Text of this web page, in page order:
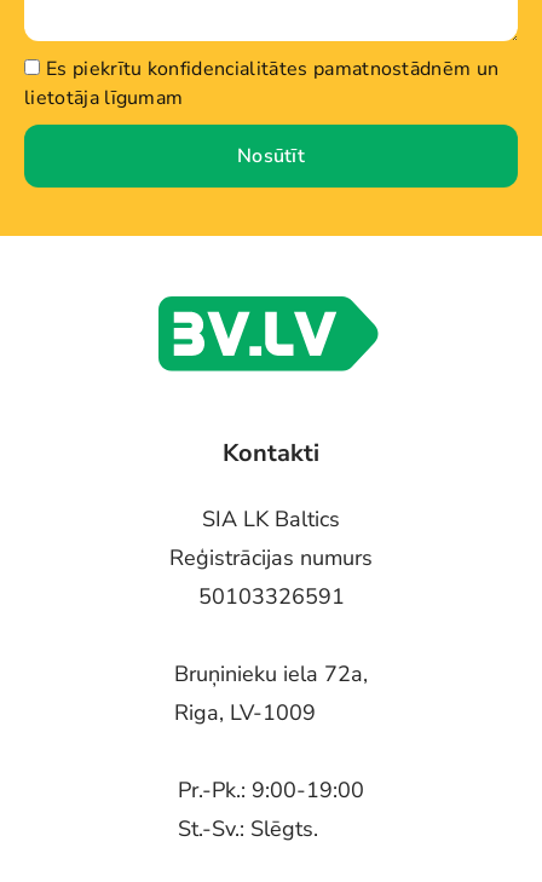
Es piekrītu konfidencialitātes pamatnostādnēm un
lietotāja līgumam
Nosūtīt
Kontakti
SIA LK Baltics
Reģistrācijas numurs
50103326591
Bruņinieku iela 72a,
Riga, LV-1009
Pr.-Pk.: 9:00-19:00
St.-Sv.: Slēgts.